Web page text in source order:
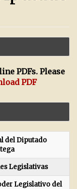
PDFs. Please
PDF
del Diputado
Legislativas
Legislativo del